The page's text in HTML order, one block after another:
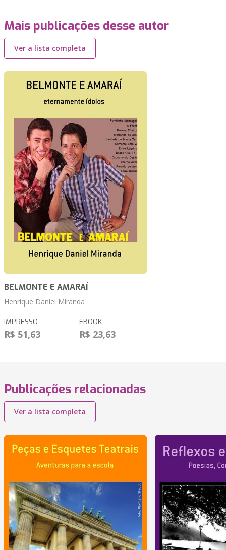
Mais publicações desse autor
Ver a lista completa
BELMONTE E AMARAÍ
Henrique Daniel Miranda
IMPRESSO
R$ 51,63
EBOOK
R$ 23,63
Publicações relacionadas
Ver a lista completa